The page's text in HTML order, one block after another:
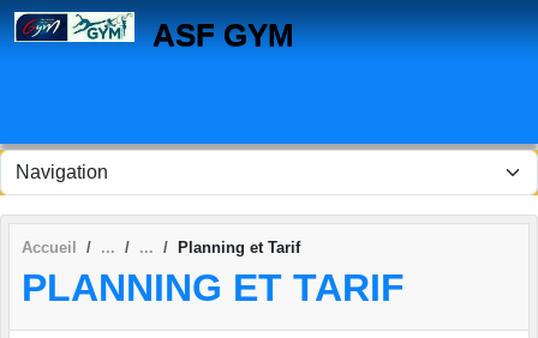
ASF GYM
Accueil Planning et Tarif
PLANNING ET TARIF
Panneau de gestion des cookies